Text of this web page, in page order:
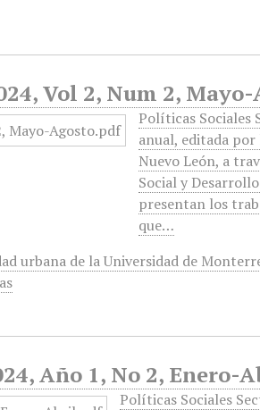
Vol 2, Num 2,
Políticas Sociales
anual, editada
Nuevo León, a
Social y
presentan los
que…
urbana de la Universidad de
Año 1, No 2, Enero-
Políticas Sociales